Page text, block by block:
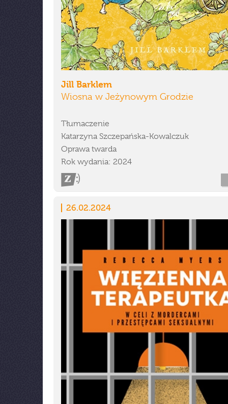
Jill Barklem
Wiosna w Jeżynowym Grodzie
Tłumaczenie
Katarzyna Szczepańska-Kowalczuk
Oprawa twarda
Rok wydania: 2024
26.02.2024